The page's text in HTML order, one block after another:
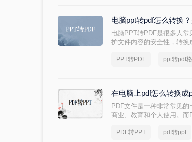
电脑ppt转pdf怎么转换
电脑PPT转PDF是很多人
护文件内容的安全性，转
PDF，省去繁琐的操作步骤
PPT转PDF ppt转pdf
在电脑上pdf怎么转换成
PDF文件是一种非常常见
商业、教育和个人使用。
为PPT文件，以便更好地
PDF转PPT pdf转ppt